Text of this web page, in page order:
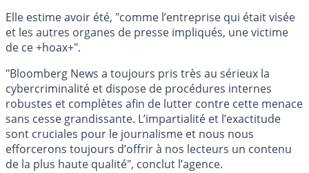
Elle estime avoir été, "comme l’entreprise qui était visée
et les autres organes de presse impliqués, une victime
de ce +hoax+".
"Bloomberg News a toujours pris très au sérieux la
cybercriminalité et dispose de procédures internes
robustes et complètes afin de lutter contre cette menace
sans cesse grandissante. L’impartialité et l’exactitude
sont cruciales pour le journalisme et nous nous
efforcerons toujours d’offrir à nos lecteurs un contenu
de la plus haute qualité", conclut l’agence.